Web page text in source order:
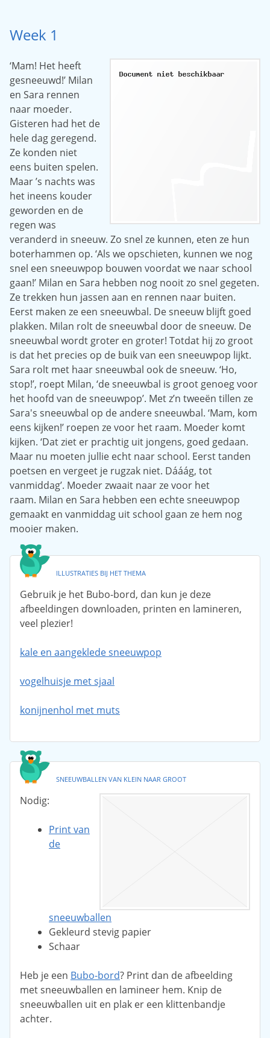
Week 1
‘Mam! Het heeft
gesneeuwd!’ Milan
en Sara rennen
naar moeder.
Gisteren had het de
hele dag geregend.
Ze konden niet
eens buiten spelen.
Maar ’s nachts was
het ineens kouder
geworden en de
regen was
veranderd in sneeuw. Zo snel ze kunnen, eten ze hun
boterhammen op. ‘Als we opschieten, kunnen we nog
snel een sneeuwpop bouwen voordat we naar school
gaan!’ Milan en Sara hebben nog nooit zo snel gegeten.
Ze trekken hun jassen aan en rennen naar buiten.
Eerst maken ze een sneeuwbal. De sneeuw blijft goed
plakken. Milan rolt de sneeuwbal door de sneeuw. De
sneeuwbal wordt groter en groter! Totdat hij zo groot
is dat het precies op de buik van een sneeuwpop lijkt.
Sara rolt met haar sneeuwbal ook de sneeuw. ‘Ho,
stop!’, roept Milan, ‘de sneeuwbal is groot genoeg voor
het hoofd van de sneeuwpop’. Met z’n tweeën tillen ze
Sara's sneeuwbal op de andere sneeuwbal. ‘Mam, kom
eens kijken!’ roepen ze voor het raam. Moeder komt
kijken. ‘Dat ziet er prachtig uit jongens, goed gedaan.
Maar nu moeten jullie echt naar school. Eerst tanden
poetsen en vergeet je rugzak niet. Dááág, tot
vanmiddag’. Moeder zwaait naar ze voor het
raam. Milan en Sara hebben een echte sneeuwpop
gemaakt en vanmiddag uit school gaan ze hem nog
mooier maken.
ILLUSTRATIES BIJ HET THEMA
Gebruik je het Bubo-bord, dan kun je deze
afbeeldingen downloaden, printen en lamineren,
veel plezier!
kale en aangeklede sneeuwpop
vogelhuisje met sjaal
konijnenhol met muts
SNEEUWBALLEN VAN KLEIN NAAR GROOT
Nodig:
Print van
de
sneeuwballen
Gekleurd stevig papier
Schaar
Heb je een Bubo-bord? Print dan de afbeelding
met sneeuwballen en lamineer hem. Knip de
sneeuwballen uit en plak er een klittenbandje
achter.